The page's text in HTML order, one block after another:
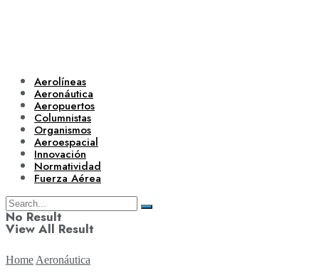
Aerolíneas
Aeronáutica
Aeropuertos
Columnistas
Organismos
Aeroespacial
Innovación
Normatividad
Fuerza Aérea
No Result
View All Result
Home Aeronáutica